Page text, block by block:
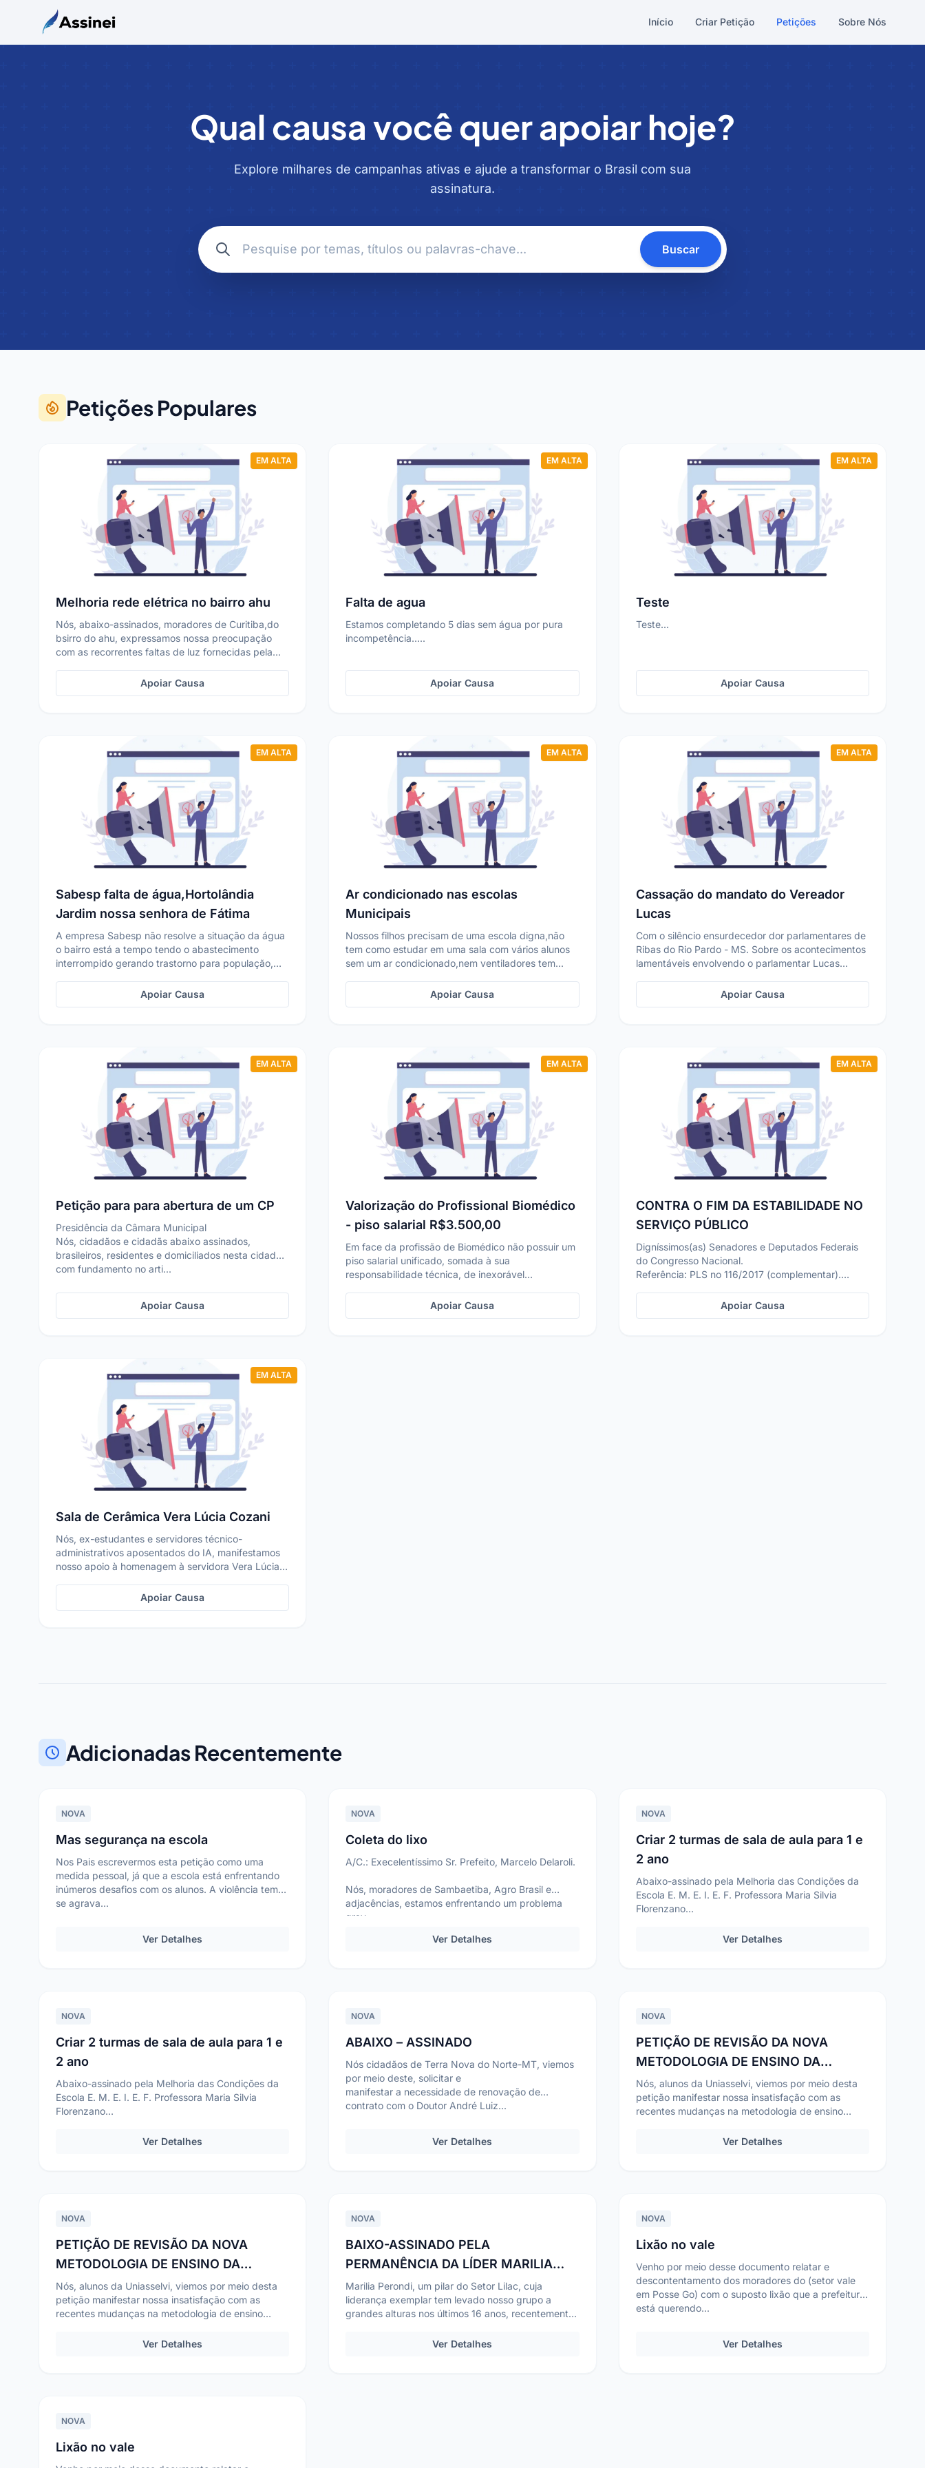
Início Criar Petição Petições Sobre Nós
Qual causa você quer apoiar hoje?
Explore milhares de campanhas ativas e ajude a transformar o Brasil com sua
assinatura.
Buscar
Petições Populares
EM ALTA
Melhoria rede elétrica no bairro ahu
Nós, abaixo-assinados, moradores de Curitiba,do
bsirro do ahu, expressamos nossa preocupação
com as recorrentes faltas de luz fornecidas pela
Apoiar Causa
EM ALTA
Falta de agua
Estamos completando 5 dias sem água por pura
incompetência.....
Apoiar Causa
EM ALTA
Teste
Teste...
Apoiar Causa
EM ALTA
Sabesp falta de água,Hortolândia
Jardim nossa senhora de Fátima
A empresa Sabesp não resolve a situação da água
o bairro está a tempo tendo o abastecimento
interrompido gerando trastorno para população,
Apoiar Causa
EM ALTA
Ar condicionado nas escolas
Municipais
Nossos filhos precisam de uma escola digna,não
tem como estudar em uma sala com vários alunos
sem um ar condicionado,nem ventiladores tem...
Apoiar Causa
EM ALTA
Cassação do mandato do Vereador
Lucas
Com o silêncio ensurdecedor dor parlamentares de
Ribas do Rio Pardo - MS. Sobre os acontecimentos
lamentáveis envolvendo o parlamentar Lucas
Apoiar Causa
EM ALTA
Petição para para abertura de um CP
Presidência da Câmara Municipal
Nós, cidadãos e cidadãs abaixo assinados,
brasileiros, residentes e domiciliados nesta cidade,
com fundamento no arti...
Apoiar Causa
EM ALTA
Valorização do Profissional Biomédico
- piso salarial R$3.500,00
Em face da profissão de Biomédico não possuir um
piso salarial unificado, somada à sua
responsabilidade técnica, de inexorável
Apoiar Causa
EM ALTA
CONTRA O FIM DA ESTABILIDADE NO
SERVIÇO PÚBLICO
Digníssimos(as) Senadores e Deputados Federais
do Congresso Nacional.
Referência: PLS no 116/2017 (complementar).
Inicialmente cumprimento vossas ...
Apoiar Causa
EM ALTA
Sala de Cerâmica Vera Lúcia Cozani
Nós, ex-estudantes e servidores técnico-
administrativos aposentados do IA, manifestamos
nosso apoio à homenagem à servidora Vera Lúcia
Apoiar Causa
Adicionadas Recentemente
NOVA
Mas segurança na escola
Nos Pais escrevermos esta petição como uma
medida pessoal, já que a escola está enfrentando
inúmeros desafios com os alunos. A violência tem
se agrava...
Ver Detalhes
NOVA
Coleta do lixo
A/C.: Execelentíssimo Sr. Prefeito, Marcelo Delaroli.
Nós, moradores de Sambaetiba, Agro Brasil e
adjacências, estamos enfrentando um problema
grav...
Ver Detalhes
NOVA
Criar 2 turmas de sala de aula para 1 e
2 ano
Abaixo-assinado pela Melhoria das Condições da
Escola E. M. E. I. E. F. Professora Maria Silvia
Florenzano
Nós, abaixo-assinados, pais e mães de al...
Ver Detalhes
NOVA
Criar 2 turmas de sala de aula para 1 e
2 ano
Abaixo-assinado pela Melhoria das Condições da
Escola E. M. E. I. E. F. Professora Maria Silvia
Florenzano
Nós, abaixo-assinados, pais e mães de al...
Ver Detalhes
NOVA
ABAIXO – ASSINADO
Nós cidadãos de Terra Nova do Norte-MT, viemos
por meio deste, solicitar e
manifestar a necessidade de renovação de
contrato com o Doutor André Luiz...
Ver Detalhes
NOVA
PETIÇÃO DE REVISÃO DA NOVA
METODOLOGIA DE ENSINO DA
UNIASSELVI
Nós, alunos da Uniasselvi, viemos por meio desta
petição manifestar nossa insatisfação com as
recentes mudanças na metodologia de ensino
Ver Detalhes
NOVA
PETIÇÃO DE REVISÃO DA NOVA
METODOLOGIA DE ENSINO DA
UNIASSELVI
Nós, alunos da Uniasselvi, viemos por meio desta
petição manifestar nossa insatisfação com as
recentes mudanças na metodologia de ensino
Ver Detalhes
NOVA
BAIXO-ASSINADO PELA
PERMANÊNCIA DA LÍDER MARILIA
PERONDI
Marilia Perondi, um pilar do Setor Lilac, cuja
liderança exemplar tem levado nosso grupo a
grandes alturas nos últimos 16 anos, recentemente
Ver Detalhes
NOVA
Lixão no vale
Venho por meio desse documento relatar e
descontentamento dos moradores do (setor vale
em Posse Go) com o suposto lixão que a prefeitura
está querendo...
Ver Detalhes
NOVA
Lixão no vale